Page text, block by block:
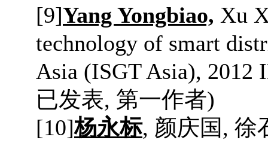
[9]Yang Yongbiao, Xu
technology of smart
Asia (ISGT Asia), 2012
已发表, 第一作者)
[10]杨永标, 颜庆国 , 徐